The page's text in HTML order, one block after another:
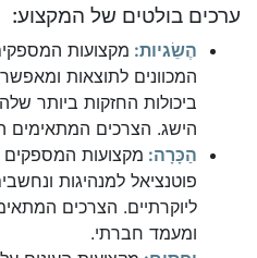
ערכים בולטים של המקצוע:
הֶשֵׂגיות: מקצועות
המכוונים לתוצאות
ביכולות החזקות ביותר
הישג. הצרכים המתאימים
הַכָּרָה: מקצועות
פוטנציאל למנהיגות
ליוקרתיים. הצרכים
ומעמד חברתי.